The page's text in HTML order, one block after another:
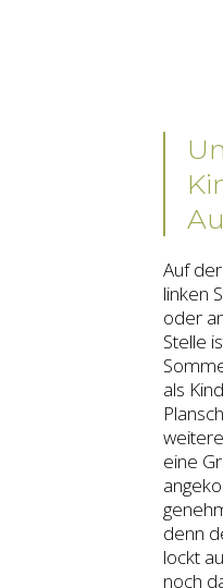
Auf
linken
oder
Stelle
als
eine
denn
lockt
noch